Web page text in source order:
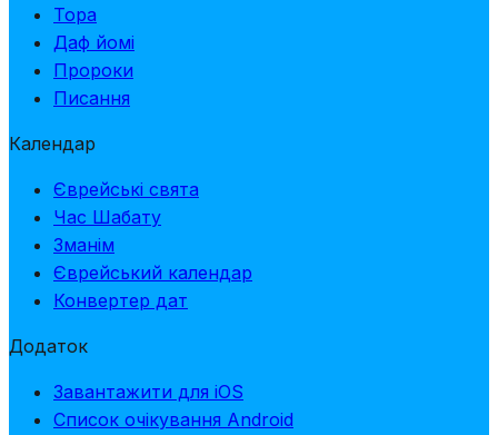
Тора
Даф йомі
Пророки
Писання
Календар
Єврейські свята
Час Шабату
Зманім
Єврейський календар
Конвертер дат
Додаток
Завантажити для iOS
Список очікування Android